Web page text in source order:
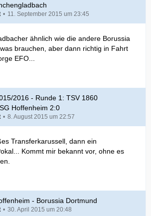
11. September 2015 um 23:45
ähnlich wie die andere Borussia
brauchen, aber dann richtig in Fahrt
EFO...
2016 - Runde 1: TSV 1860
Hoffenheim 2:0
8. August 2015 um 22:57
Transferkarussell, dann ein
Kommt mir bekannt vor, ohne es
- Borussia Dortmund
30. April 2015 um 20:48